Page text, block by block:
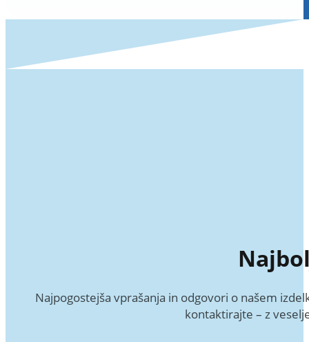
Najpogostejša vprašanja in odgovori o našem
kontaktirajte – z